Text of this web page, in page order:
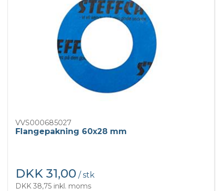
VVS000685027
Flangepakning 60x28 mm
DKK 31,00 / stk
DKK 38,75 inkl. moms